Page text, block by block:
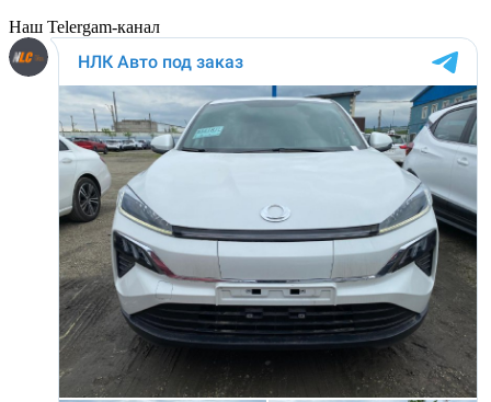
Наш Telergam-канал